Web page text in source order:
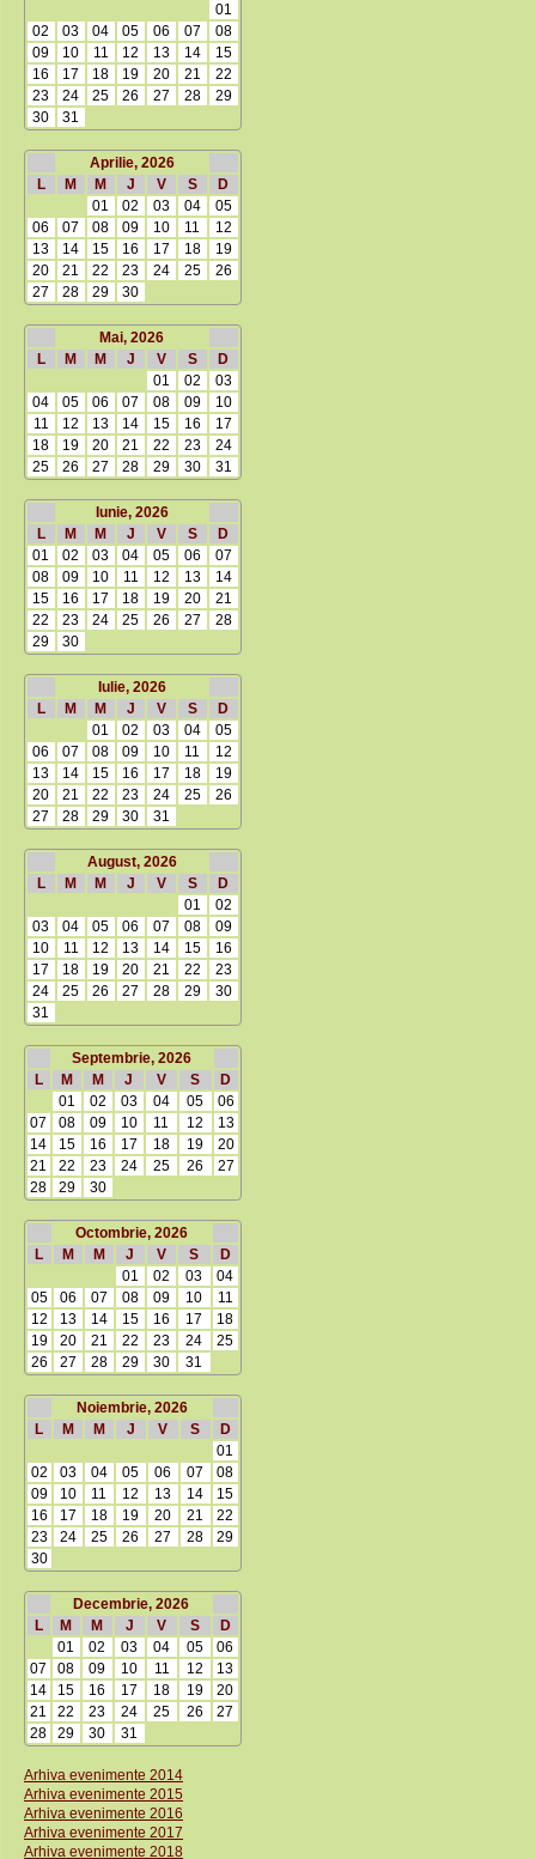
01
02
03 04 05 06 07
08
09
10 11 12 13 14
15
16
17 18 19 20 21
22
23
24 25 26 27 28
29
30
31
Aprilie, 2026
L
M M J V S
D
01
02 03 04
05
06
07 08 09 10 11
12
13
14 15 16 17 18
19
20
21 22 23 24 25
26
27
28 29 30
Mai, 2026
L
M M J V S
D
01
02
03
04
05 06 07 08 09
10
11
12 13 14 15 16
17
18
19 20 21 22 23
24
25
26 27 28 29 30 31
Iunie, 2026
L
M M J V S
D
01
02 03 04 05 06
07
08
09 10 11 12 13
14
15
16 17 18 19 20
21
22
23 24 25 26 27
28
29
30
Iulie, 2026
L
M M J V S
D
01
02 03 04
05
06
07 08 09 10 11
12
13
14 15 16 17 18
19
20
21 22 23 24 25
26
27
28 29 30 31
August, 2026
L
M M J V S
D
01
02
03
04 05 06 07 08
09
10
11 12 13 14 15
16
17
18 19 20 21 22
23
24
25 26 27 28 29
30
31
Septembrie, 2026
L
M M J V S
D
01
02 03 04 05
06
07
08 09 10 11 12
13
14
15 16 17 18 19
20
21
22 23 24 25 26
27
28
29 30
Octombrie, 2026
L
M M J V S
D
01
02 03
04
05
06 07 08 09 10
11
12
13 14 15 16 17
18
19
20 21 22 23 24
25
26
27 28 29 30 31
Noiembrie, 2026
L
M M J V S
D
01
02
03 04 05 06 07
08
09
10 11 12 13 14
15
16
17 18 19 20 21
22
23
24 25 26 27 28
29
30
Decembrie, 2026
L
M M J V S
D
01
02 03 04 05
06
07
08 09 10 11 12
13
14
15 16 17 18 19
20
21
22 23 24 25 26
27
28
29 30 31
Arhiva evenimente 2014
Arhiva evenimente 2015
Arhiva evenimente 2016
Arhiva evenimente 2017
Arhiva evenimente 2018